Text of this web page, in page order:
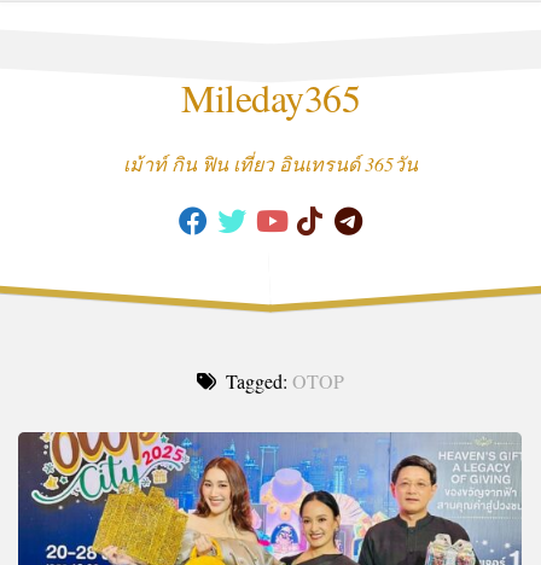
Mileday365
เม้าท์ กิน ฟิน เที่ยว อินเทรนด์ 365วัน
Tagged: OTOP